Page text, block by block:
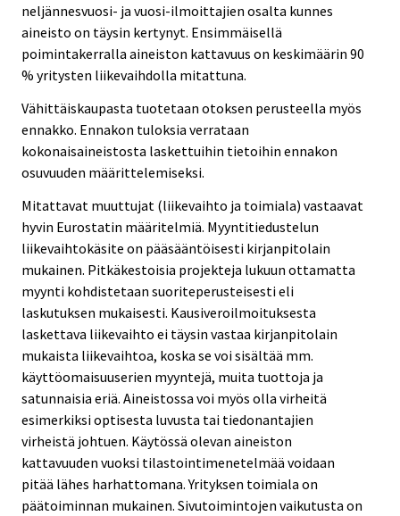
neljännesvuosi- ja vuosi-ilmoittajien osalta kunnes
aineisto on täysin kertynyt. Ensimmäisellä
poimintakerralla aineiston kattavuus on keskimäärin 90
% yritysten liikevaihdolla mitattuna.
Vähittäiskaupasta tuotetaan otoksen perusteella myös
ennakko. Ennakon tuloksia verrataan
kokonaisaineistosta laskettuihin tietoihin ennakon
osuvuuden määrittelemiseksi.
Mitattavat muuttujat (liikevaihto ja toimiala) vastaavat
hyvin Eurostatin määritelmiä. Myyntitiedustelun
liikevaihtokäsite on pääsääntöisesti kirjanpitolain
mukainen. Pitkäkestoisia projekteja lukuun ottamatta
myynti kohdistetaan suoriteperusteisesti eli
laskutuksen mukaisesti. Kausiveroilmoituksesta
laskettava liikevaihto ei täysin vastaa kirjanpitolain
mukaista liikevaihtoa, koska se voi sisältää mm.
käyttöomaisuuserien myyntejä, muita tuottoja ja
satunnaisia eriä. Aineistossa voi myös olla virheitä
esimerkiksi optisesta luvusta tai tiedonantajien
virheistä johtuen. Käytössä olevan aineiston
kattavuuden vuoksi tilastointimenetelmää voidaan
pitää lähes harhattomana. Yrityksen toimiala on
päätoiminnan mukainen. Sivutoimintojen vaikutusta on